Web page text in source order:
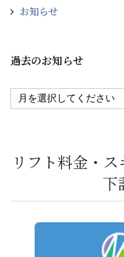
お知らせ
過去のお知らせ
リフト料金・
下